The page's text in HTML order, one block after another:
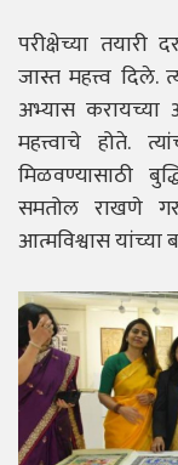
परीक्षेच्या तयारी
जास्त महत्त्व
अभ्यास करायच्या
महत्त्वाचे होते.
मिळवण्यासाठी
समतोल राखणे
आत्मविश्वास